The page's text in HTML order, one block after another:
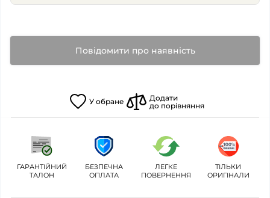
Повідомити про наявність
У обране
Додати
до порівняння
ГАРАНТІЙНИЙ
ТАЛОН
БЕЗПЕЧНА
ОПЛАТА
ЛЕГКЕ
ПОВЕРНЕННЯ
ТІЛЬКИ
ОРИГІНАЛИ